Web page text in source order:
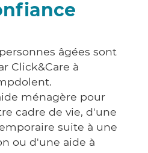
âgées sont
Click&Care à
ménagère pour
cadre de vie, d'une
suite à une
ou d'une aide à